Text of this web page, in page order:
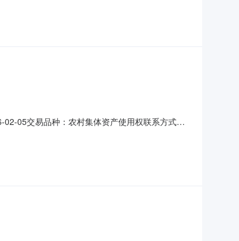
明1、项目详情自行前往了解
05交易品种：农村集体资产使用权联系方式：
施--补充说明1、项目详情自